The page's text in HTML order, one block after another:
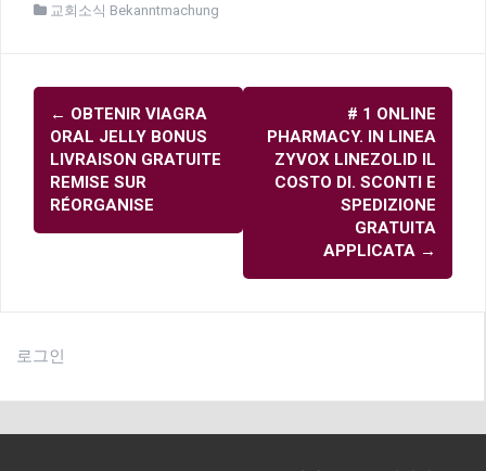
교회소식 Bekanntmachung
글
내
비
게
이
← OBTENIR VIAGRA
ORAL JELLY BONUS
LIVRAISON GRATUITE
REMISE SUR
RÉORGANISE
# 1 ONLINE
PHARMACY. IN LINEA
ZYVOX LINEZOLID IL
COSTO DI. SCONTI E
SPEDIZIONE
GRATUITA
APPLICATA →
로그인